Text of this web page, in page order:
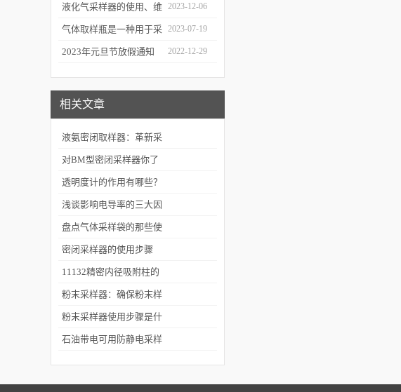
应用和优势
液化气采样器的使用、维
护与优化
2023-12-06
气体取样瓶是一种用于采
集、贮存和分析气体样品
2023-07-19
2023年元旦节放假通知 2022-12-29
相关文章
液氨密闭取样器：革新采
样技术的好选择
对BM型密闭采样器你了
解吗？
透明度计的作用有哪些？
浅谈影响电导率的三大因
素
盘点气体采样袋的那些使
用注意事项
密闭采样器的使用步骤
11132精密内径吸附柱的
使用方法：
粉末采样器：确保粉末样
品准确采集的专业工具
粉末采样器使用步骤是什
么？需规避哪些隐患
石油带电可用防静电采样